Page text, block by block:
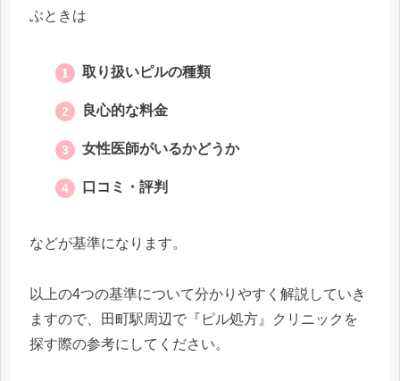
ぶときは
取り扱いピルの種類
良心的な料金
女性医師がいるかどうか
口コミ・評判
などが基準になります。
以上の4つの基準について分かりやすく解説していき
ますので、田町駅周辺で『ピル処方』クリニックを
探す際の参考にしてください。